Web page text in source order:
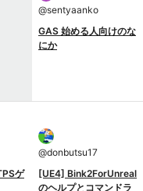
@sentyaanko
GAS 始める人向けのな
にか
ゲ
@donbutsu17
[UE4] Bink2ForUnreal
のヘルプとコマンドラ